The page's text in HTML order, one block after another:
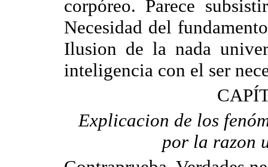
corpóreo. Parece
Necesidad del
Ilusion de la nada
inteligencia con el ser
Explicacion de los
por la razon